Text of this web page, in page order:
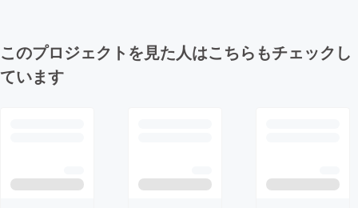
このプロジェクトを見た人はこちらもチェックし
ています